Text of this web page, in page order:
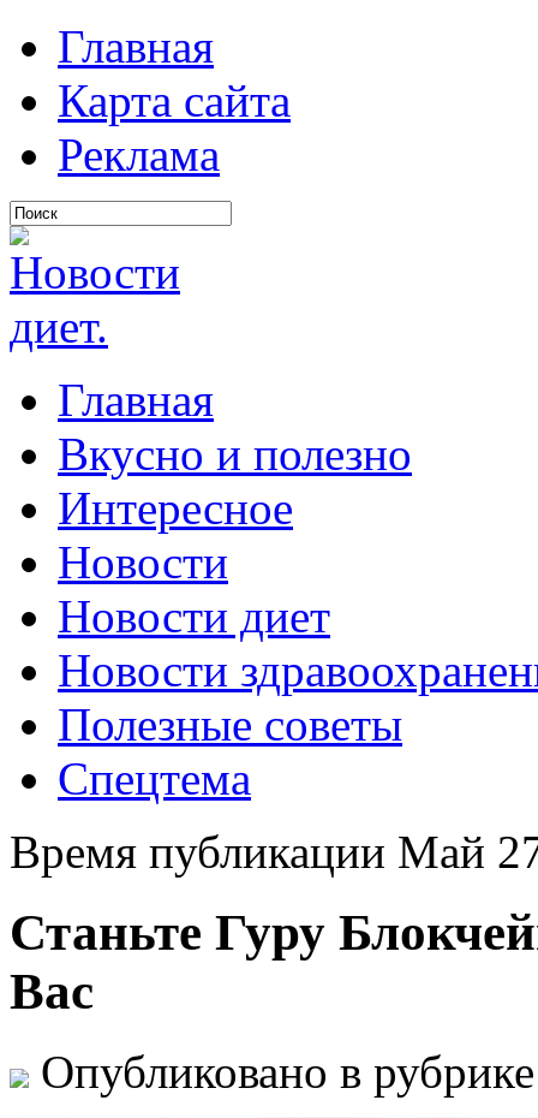
Главная
Карта сайта
Реклама
Главная
Вкусно и полезно
Интересное
Новости
Новости диет
Новости
Полезные советы
Спецтема
Время публикации Май
Станьте Гуру
Вас
Опубликовано в